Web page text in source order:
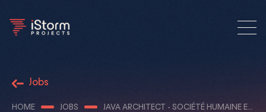
Jobs
HOME JOBS JAVA ARCHITECT - SOCIÉTÉ HUMAINE ET MANAGEMENT PARTICIPATIF - BRUXELLES